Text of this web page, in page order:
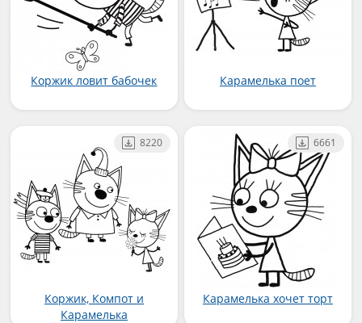
Коржик ловит бабочек Карамелька поет
Коржик, Компот и
Карамелька
8220
Карамелька хочет торт
6661